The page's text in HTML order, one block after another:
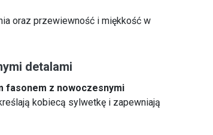
oraz przewiewność i miękkość w
detalami
fasonem z nowoczesnymi
kobiecą sylwetkę i zapewniają